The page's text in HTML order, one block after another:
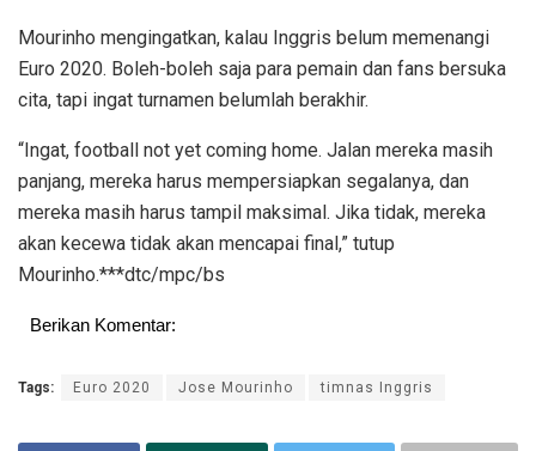
Mourinho mengingatkan, kalau Inggris belum memenangi
Euro 2020. Boleh-boleh saja para pemain dan fans bersuka
cita, tapi ingat turnamen belumlah berakhir.
“Ingat, football not yet coming home. Jalan mereka masih
panjang, mereka harus mempersiapkan segalanya, dan
mereka masih harus tampil maksimal. Jika tidak, mereka
akan kecewa tidak akan mencapai final,” tutup
Mourinho.***dtc/mpc/bs
Berikan Komentar:
Tags: Euro 2020 Jose Mourinho timnas Inggris